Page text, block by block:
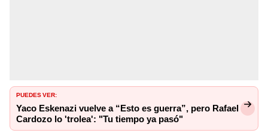
PUEDES VER:
Yaco Eskenazi vuelve a “Esto es guerra”, pero Rafael
Cardozo lo 'trolea': "Tu tiempo ya pasó"